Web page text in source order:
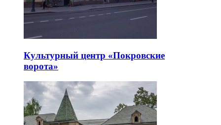
Культурный центр «Покровские
ворота»